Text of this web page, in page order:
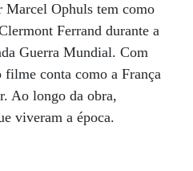
Ophuls tem como
Ferrand durante a
Guerra Mundial. Com
filme conta como a França
Ao longo da obra,
viveram a época.